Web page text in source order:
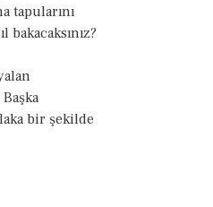
tapularını
bir şekilde